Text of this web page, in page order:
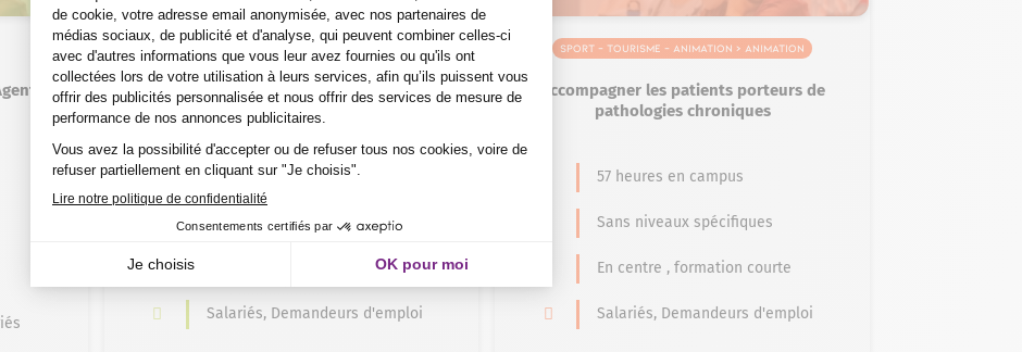
Santé – Bien-être > Santé
Hospitalisation À Domicile (HAD) et
maintien à domicile
2 jours
Sans niveaux spécifiques
En centre , formation courte
Salariés, Demandeurs d'emploi
Sport – Tourisme – Animation > Animation
Accompagner les patients porteurs de
pathologies chroniques
57 heures en campus
Sans niveaux spécifiques
En centre , formation courte
Salariés, Demandeurs d'emploi